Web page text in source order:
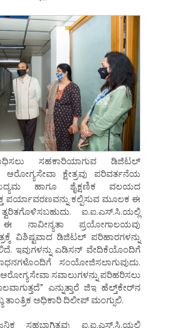
ಸಹಕಾರಿಯಾಗುವ ಡಿಜಿಟಲ್‌
ಆರೋಗ್ಯಸೇವಾ ಕ್ಷೇತ್ರವು ಪರಿವರ್ತನೆಯ
ಹಾಗೂ ಶೈಕ್ಷಣಿಕ ವಲಯದ
ಪರ್ಯಾವರಣವನ್ನು ಕಲ್ಪಿಸುವ ಮೂಲಕ ಈ
ಐ.ಐ.ಎಸ್‌.ಸಿ.ಯಲ್ಲಿ
ಈ ನಾವೀನ್ಯತಾ ಪ್ರಯೋಗಾಲಯವು
ವಿಶಿಷ್ಟವಾದ ಡಿಜಿಟಲ್‌ ಪರಿಹಾರಗಳನ್ನು
ಇವುಗಳನ್ನು ಎಡಿಸನ್‌ ವೇದಿಕೆಯೊಂದಿಗೆ
ಸಂಯೋಜಿಸಲಾಗುವುದು.
ಸವಾಲುಗಳನ್ನು ಪರಿಹರಿಸಲು
ಎನ್ನುತ್ತಾರೆ ಜಿಇ ಹೆಲ್ತ್‌ಕೇರ್‌ನ
ತಾಂತ್ರಿಕ ಅಧಿಕಾರಿ ದಿಲೀಪ್‌ ಮಂಗ್ಸುಲಿ.
ಸಹಭಾಗಿತ್ವವು ಐ.ಐ.ಎಸ್‌.ಸಿ.ಯಲ್ಲಿ